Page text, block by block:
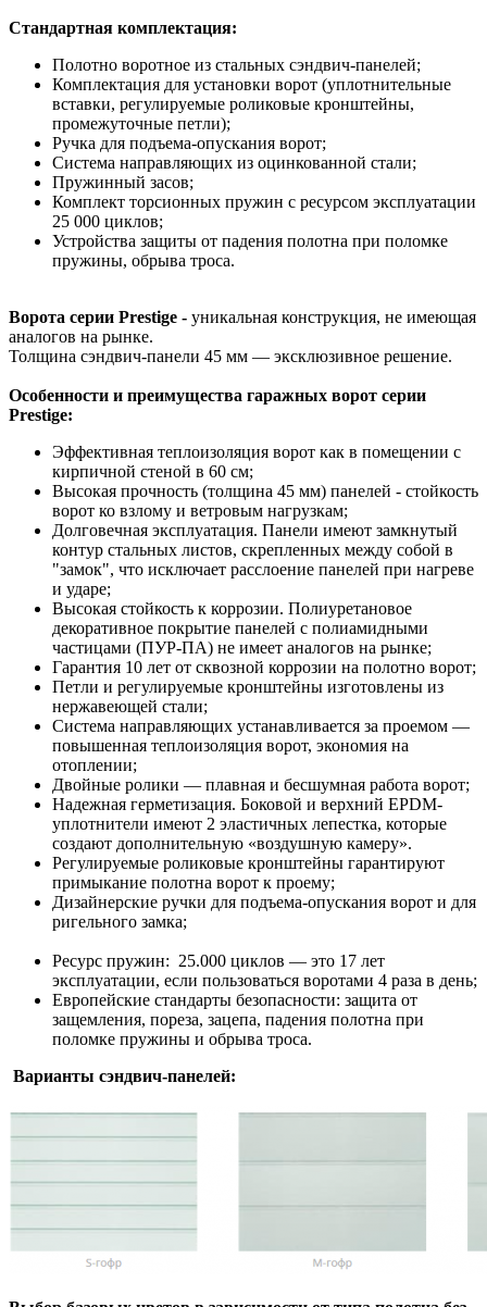
Стандартная комплектация:
Полотно воротное из стальных сэндвич-панелей;
Комплектация для установки ворот (уплотнительные
вставки, регулируемые роликовые кронштейны,
промежуточные петли);
Ручка для подъема-опускания ворот;
Система направляющих из оцинкованной стали;
Пружинный засов;
Комплект торсионных пружин с ресурсом эксплуатации
25 000 циклов;
Устройства защиты от падения полотна при поломке
пружины, обрыва троса.
Ворота серии Prestige - уникальная конструкция, не имеющая
аналогов на рынке.
Толщина сэндвич-панели 45 мм — эксклюзивное решение.
Особенности и преимущества гаражных ворот серии
Prestige:
Эффективная теплоизоляция ворот как в помещении с
кирпичной стеной в 60 см;
Высокая прочность (толщина 45 мм) панелей - стойкость
ворот ко взлому и ветровым нагрузкам;
Долговечная эксплуатация. Панели имеют замкнутый
контур стальных листов, скрепленных между собой в
"замок", что исключает расслоение панелей при нагреве
и ударе;
Высокая стойкость к коррозии. Полиуретановое
декоративное покрытие панелей с полиамидными
частицами (ПУР-ПА) не имеет аналогов на рынке;
Гарантия 10 лет от сквозной коррозии на полотно ворот;
Петли и регулируемые кронштейны изготовлены из
нержавеющей стали;
Система направляющих устанавливается за проемом —
повышенная теплоизоляция ворот, экономия на
отоплении;
Двойные ролики — плавная и бесшумная работа ворот;
Надежная герметизация. Боковой и верхний EPDM-
уплотнители имеют 2 эластичных лепестка, которые
создают дополнительную «воздушную камеру».
Регулируемые роликовые кронштейны гарантируют
примыкание полотна ворот к проему;
Дизайнерские ручки для подъема-опускания ворот и для
ригельного замка;
Ресурс пружин: 25.000 циклов — это 17 лет
эксплуатации, если пользоваться воротами 4 раза в день;
Европейские стандарты безопасности: защита от
защемления, пореза, зацепа, падения полотна при
поломке пружины и обрыва троса.
Варианты сэндвич-панелей: